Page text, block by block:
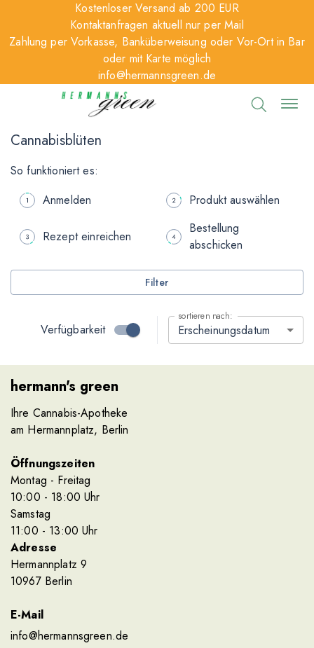
Kostenloser Versand ab 200 EUR
Kontaktanfragen aktuell nur per Mail
Zahlung per Vorkasse, Banküberweisung oder Vor-Ort in Bar
oder mit Karte möglich
info@hermannsgreen.de
Cannabisblüten
So funktioniert es:
Anmelden
Produkt auswählen
Rezept einreichen
Bestellung
abschicken
Filter
Verfügbarkeit
sortieren nach:
Erscheinungsdatum
hermann's green
Ihre Cannabis-Apotheke
am Hermannplatz, Berlin
Öffnungszeiten
Montag - Freitag
10:00 - 18:00 Uhr
Samstag
11:00 - 13:00 Uhr
Adresse
Hermannplatz 9
10967 Berlin
E-Mail
info@hermannsgreen.de